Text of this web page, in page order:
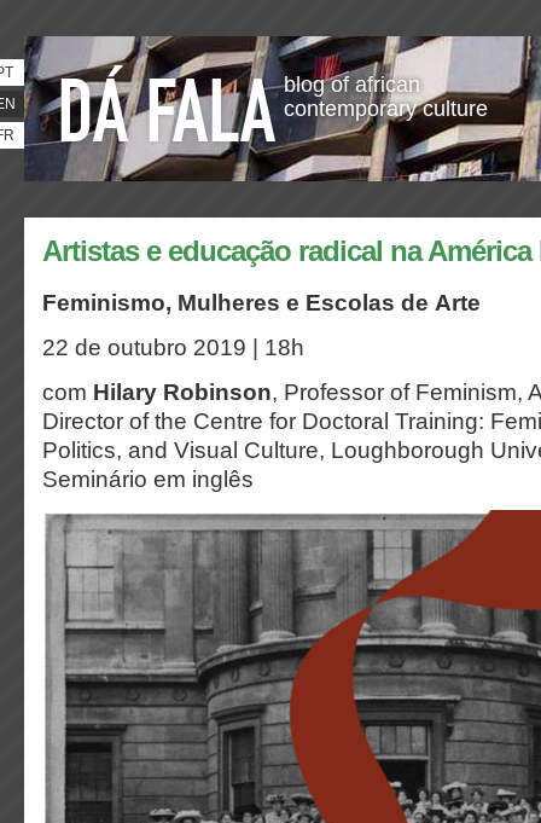
blog of african
contemporary culture
Artistas e educação radical na América
Feminismo, Mulheres e Escolas de Arte
22 de outubro 2019 | 18h
com Hilary Robinson, Professor of Feminism,
Director of the Centre for Doctoral Training:
Politics, and Visual Culture, Loughborough
Seminário em inglês